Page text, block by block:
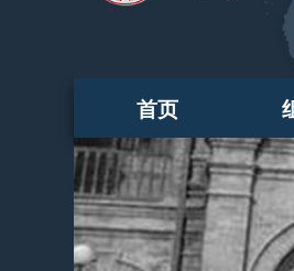
首页